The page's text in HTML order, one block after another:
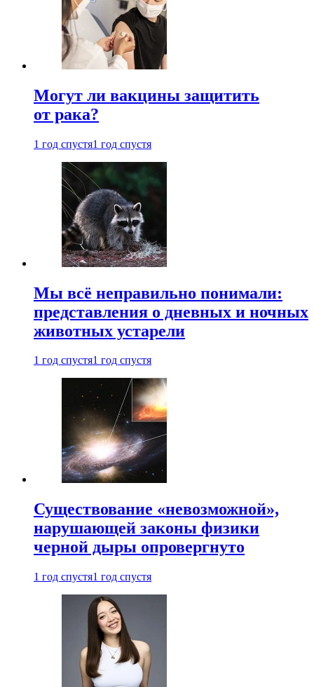
Могут ли вакцины защитить
от рака?
1 год спустя1 год спустя
Мы всё неправильно понимали:
представления о дневных и ночных
животных устарели
1 год спустя1 год спустя
Существование «невозможной»,
нарушающей законы физики
черной дыры опровергнуто
1 год спустя1 год спустя